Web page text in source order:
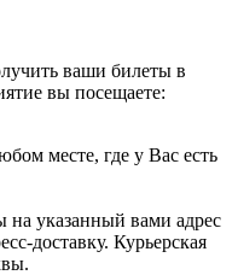
ваши билеты в
вы посещаете:
месте, где у Вас есть
на указанный вами адрес
доставку. Курьерская